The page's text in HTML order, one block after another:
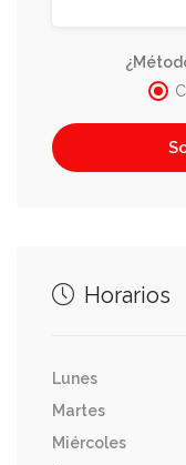
Horarios
Lunes
Martes
Miércoles